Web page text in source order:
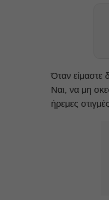
Όταν είμαστε
Ναι, να μη
ήρεμες